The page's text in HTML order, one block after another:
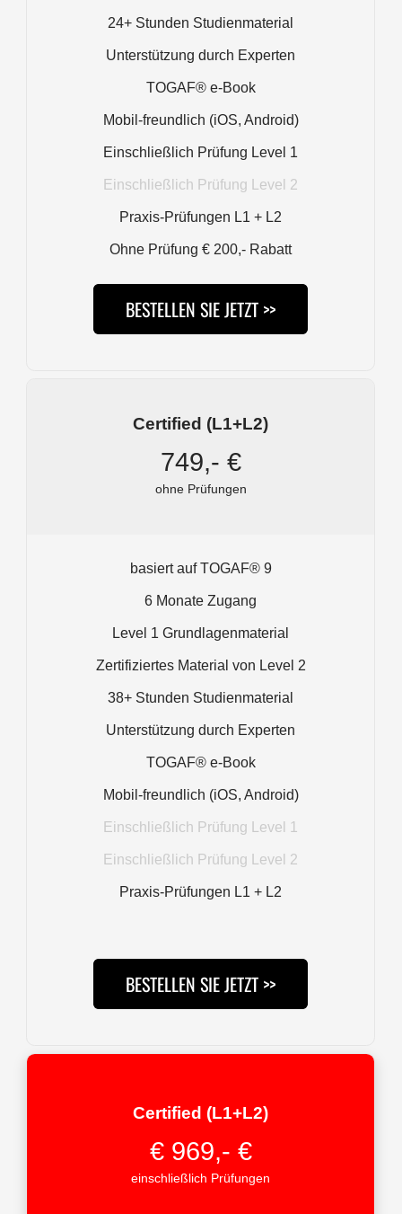
24+ Stunden Studienmaterial
Unterstützung durch Experten
TOGAF® e-Book
Mobil-freundlich (iOS, Android)
Einschließlich Prüfung Level 1
Einschließlich Prüfung Level 2
Praxis-Prüfungen L1 + L2
Ohne Prüfung € 200,- Rabatt
BESTELLEN SIE JETZT >>
Certified (L1+L2)
749,- €
ohne Prüfungen
basiert auf TOGAF® 9
6 Monate Zugang
Level 1 Grundlagenmaterial
Zertifiziertes Material von Level 2
38+ Stunden Studienmaterial
Unterstützung durch Experten
TOGAF® e-Book
Mobil-freundlich (iOS, Android)
Einschließlich Prüfung Level 1
Einschließlich Prüfung Level 2
Praxis-Prüfungen L1 + L2
BESTELLEN SIE JETZT >>
Certified (L1+L2)
€ 969,- €
einschließlich Prüfungen